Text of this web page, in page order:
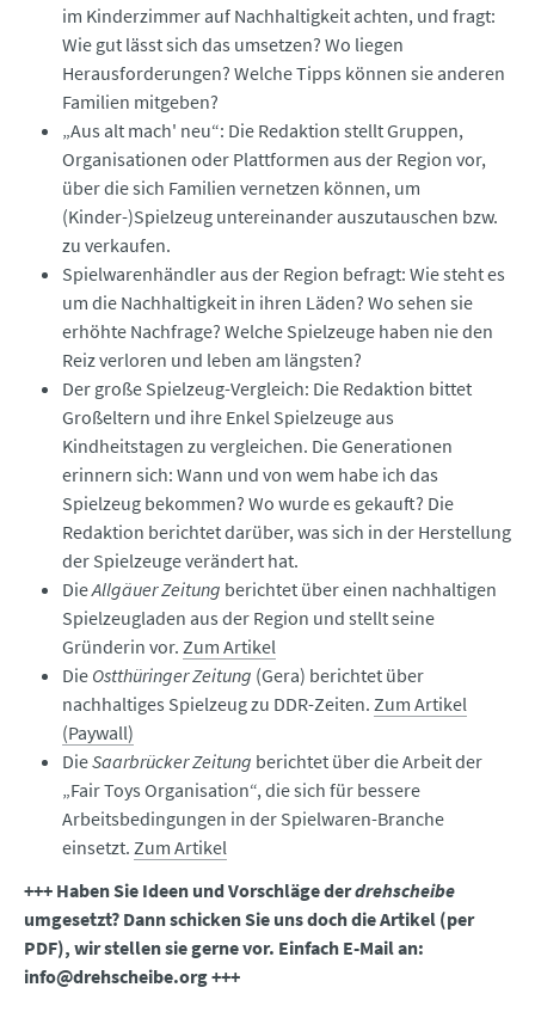
im Kinderzimmer auf Nachhaltigkeit achten, und fragt:
Wie gut lässt sich das umsetzen? Wo liegen
Herausforderungen? Welche Tipps können sie anderen
Familien mitgeben?
„Aus alt mach' neu“: Die Redaktion stellt Gruppen,
Organisationen oder Plattformen aus der Region vor,
über die sich Familien vernetzen können, um
(Kinder-)Spielzeug untereinander auszutauschen bzw.
zu verkaufen.
Spielwarenhändler aus der Region befragt: Wie steht es
um die Nachhaltigkeit in ihren Läden? Wo sehen sie
erhöhte Nachfrage? Welche Spielzeuge haben nie den
Reiz verloren und leben am längsten?
Der große Spielzeug-Vergleich: Die Redaktion bittet
Großeltern und ihre Enkel Spielzeuge aus
Kindheitstagen zu vergleichen. Die Generationen
erinnern sich: Wann und von wem habe ich das
Spielzeug bekommen? Wo wurde es gekauft? Die
Redaktion berichtet darüber, was sich in der Herstellung
der Spielzeuge verändert hat.
DieAllgäuer Zeitung berichtet über einen nachhaltigen
Spielzeugladen aus der Region und stellt seine
Gründerin vor. Zum Artikel
Die Ostthüringer Zeitung (Gera) berichtet über
nachhaltiges Spielzeug zu DDR-Zeiten. Zum Artikel
(Paywall)
DieSaarbrücker Zeitung berichtet über die Arbeit der
„Fair Toys Organisation“, die sich für bessere
Arbeitsbedingungen in der Spielwaren-Branche
einsetzt. Zum Artikel
+++ Haben Sie Ideen und Vorschläge derdrehscheibe
umgesetzt? Dann schicken Sie uns doch die Artikel (per
PDF), wir stellen sie gerne vor. Einfach E-Mail an:
info@drehscheibe.org +++